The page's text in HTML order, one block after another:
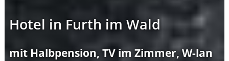
Hotel in Furth im Wald
mit Halbpension, TV im Zimmer, W-lan